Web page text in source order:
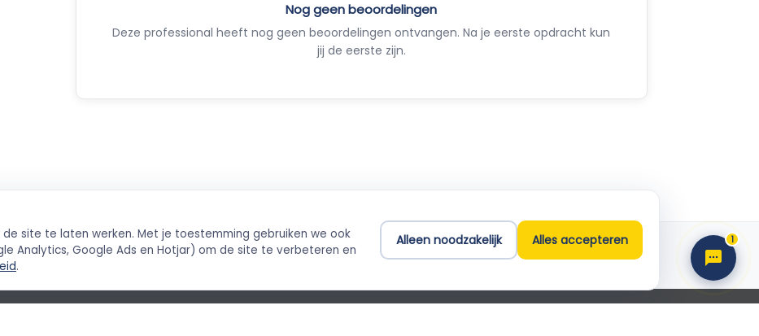
Nog geen beoordelingen
Deze professional heeft nog geen beoordelingen ontvangen. Na je eerste opdracht kun
jij de eerste zijn.
Veilig betalen
Betaling via Stripe
Direct boekbaar
Support
info@empla.nl
1
site te laten werken. Met je toestemming gebruiken we ook
Analytics, Google Ads en Hotjar) om de site te verbeteren en
.
Alleen noodzakelijk Alles accepteren